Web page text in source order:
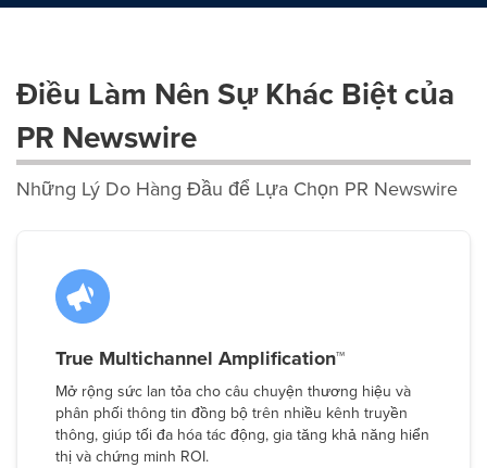
Điều Làm Nên Sự Khác Biệt của
PR Newswire
Những Lý Do Hàng Đầu để Lựa Chọn PR Newswire
True Multichannel Amplification™
Mở rộng sức lan tỏa cho câu chuyện thương hiệu và
phân phối thông tin đồng bộ trên nhiều kênh truyền
thông, giúp tối đa hóa tác động, gia tăng khả năng hiển
thị và chứng minh ROI.